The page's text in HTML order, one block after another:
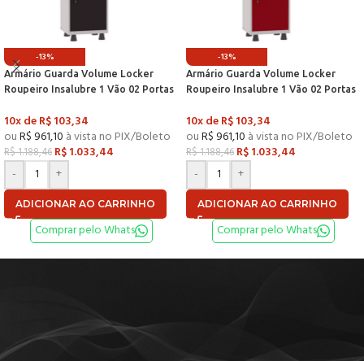
-13%
Armário Guarda Volume Locker
Roupeiro Insalubre 1 Vão 02 Portas
Cinza e Preto – Pandin
10x deR$103,34
ouR$ 961,10 à vista no PIX/Boleto
R$1.188,46 R$1.033,44
-
+
ADICIONAR AO CARRINHO
Comprar pelo Whats
-13%
Armário Guarda Volume Locker
Roupeiro Insalubre 1 Vão 02 Portas
Cinza e Vermelho – Pandin
10x deR$103,34
ouR$ 961,10 à vista no PIX/Boleto
R$1.188,46 R$1.033,44
-
+
ADICIONAR AO CARRINHO
Comprar pelo Whats